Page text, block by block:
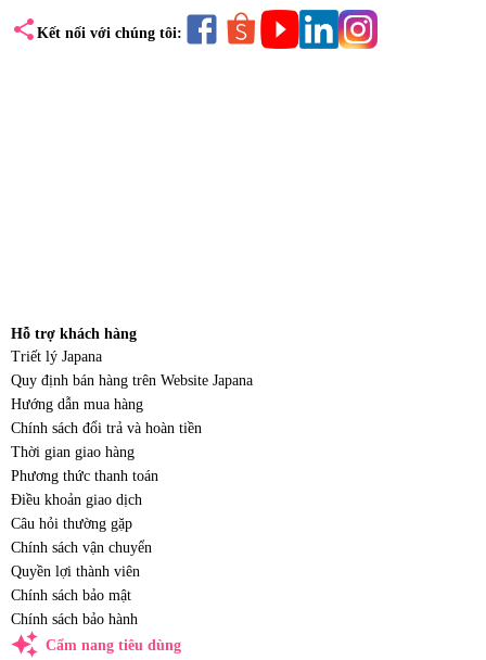
share Kết nối với chúng tôi:
Hỗ trợ khách hàng
Triết lý Japana
Quy định bán hàng trên Website Japana
Hướng dẫn mua hàng
Chính sách đổi trả và hoàn tiền
Thời gian giao hàng
Phương thức thanh toán
Điều khoản giao dịch
Câu hỏi thường gặp
Chính sách vận chuyển
Quyền lợi thành viên
Chính sách bảo mật
Chính sách bảo hành
auto_awesome Cẩm nang tiêu dùng